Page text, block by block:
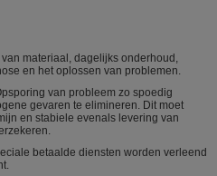
materiaal, dagelijks onderhoud,
en het oplossen van problemen.
van probleem zo spoedig
gevaren te elimineren. Dit moet
en stabiele evenals levering van
betaalde diensten worden verleend